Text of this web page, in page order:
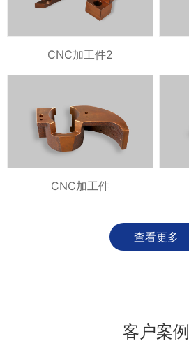
CNC加工件2
CNC加工件
查看更多
客户案例